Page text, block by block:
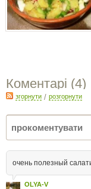
Коментарі (4)
згорнути / розгорнути
очень полезный
OLYA-V